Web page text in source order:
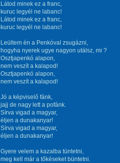
Látod minek ez a franc,
kuruc legyél ne labanc!
Látod minek ez a franc,
kuruc legyél ne labanc!
Leültem én a Penkóval zsugázni,
hogyha nyerek ugye nagyon utálsz, mi ?
Osztjapenkó alapon,
nem veszít a kalapod!
Osztjapenkó alapon,
nem veszít a kalapod!
Jó a képviselő fánk,
jajj de nagy lett a pofánk.
Sírva vigad a magyar,
éljen a dunakanyar!
Sírva vigad a magyar,
éljen a dunakanyar!
Gyere velem a kazalba tüntetni,
meg kell már a tőkéseket büntetni.